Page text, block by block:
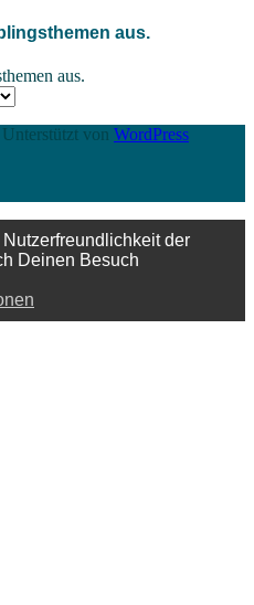
aus.
aus.
Unterstützt von WordPress
der
Deinen Besuch